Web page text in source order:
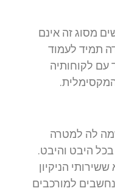
מסוג זה אינם
תמיד לעמוד
עם לקוחותיה
לה למטרה
היבט והיבט.
הניקיון
למורכבים